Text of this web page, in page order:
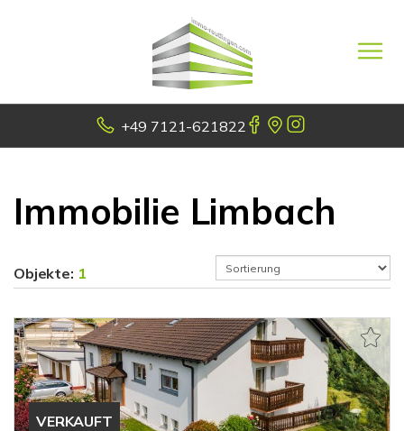
+49 7121-621822
Immobilie Limbach
Objekte: 1
VERKAUFT